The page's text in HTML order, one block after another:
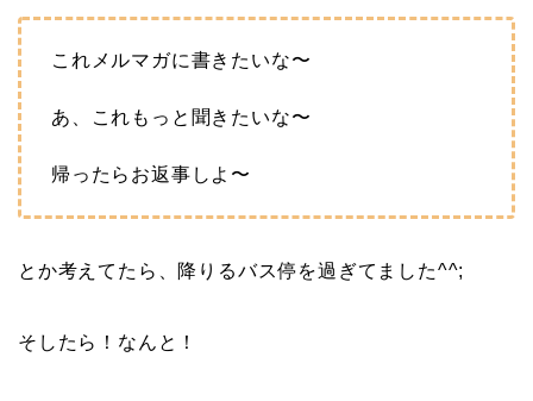
これメルマガに書きたいな〜
あ、これもっと聞きたいな〜
帰ったらお返事しよ〜
とか考えてたら、降りるバス停を過ぎてました^^;
そしたら！なんと！